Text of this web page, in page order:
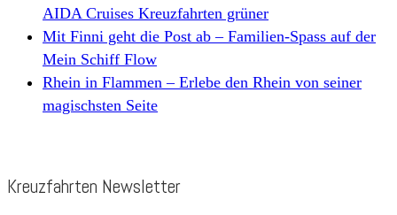
AIDA Cruises Kreuzfahrten grüner
Mit Finni geht die Post ab – Familien-Spass auf der
Mein Schiff Flow
Rhein in Flammen – Erlebe den Rhein von seiner
magischsten Seite
Kreuzfahrten Newsletter